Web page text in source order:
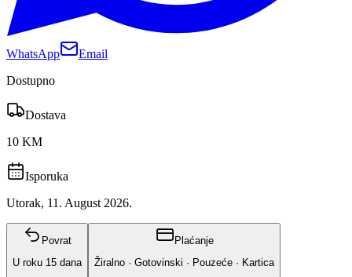
WhatsApp
Email
Dostupno
Dostava
10 KM
Isporuka
Utorak, 11. August 2026.
Povrat
U roku 15 dana
Plaćanje
Žiralno · Gotovinski · Pouzeće · Kartica